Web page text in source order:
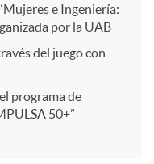
e Ingeniería:
por la UAB
del juego con
programa de
50+”